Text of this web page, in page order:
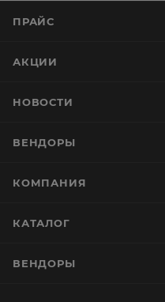
ПРАЙС
АКЦИИ
НОВОСТИ
ВЕНДОРЫ
КОМПАНИЯ
КАТАЛОГ
ВЕНДОРЫ